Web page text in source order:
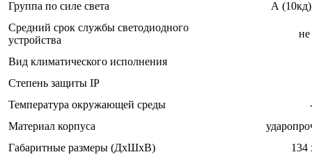
Группа по силе света
А
Средний срок службы светодиодного
устройства
не
Вид климатического исполнения
Степень защиты IP
Температура окружающей среды
Материал корпуса
Габаритные размеры (ДxШxВ)
134